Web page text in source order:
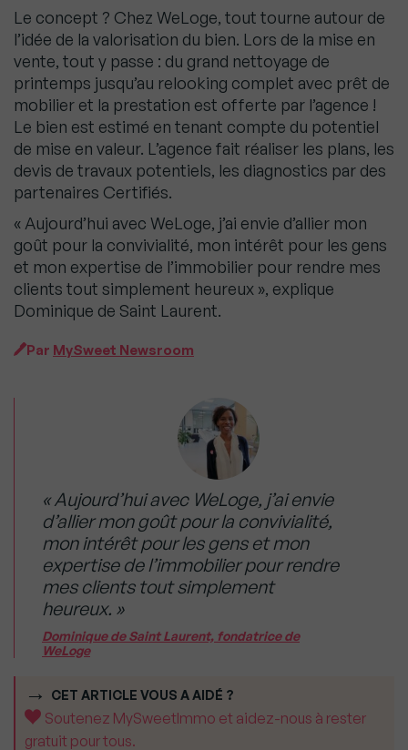
Le concept ? Chez WeLoge, tout tourne autour de
l’idée de la valorisation du bien. Lors de la mise en
vente, tout y passe : du grand nettoyage de
printemps jusqu’au relooking complet avec prêt de
mobilier et la prestation est offerte par l’agence !
Le bien est estimé en tenant compte du potentiel
de mise en valeur. L’agence fait réaliser les plans, les
devis de travaux potentiels, les diagnostics par des
partenaires Certifiés.
« Aujourd’hui avec WeLoge, j’ai envie d’allier mon
goût pour la convivialité, mon intérêt pour les gens
et mon expertise de l’immobilier pour rendre mes
clients tout simplement heureux », explique
Dominique de Saint Laurent.
Par MySweet Newsroom
« Aujourd’hui avec WeLoge, j’ai envie
d’allier mon goût pour la convivialité,
mon intérêt pour les gens et mon
expertise de l’immobilier pour rendre
mes clients tout simplement
heureux. »
Dominique de Saint Laurent, fondatrice de
WeLoge
CET ARTICLE VOUS A AIDÉ ?
Soutenez MySweetImmo et aidez-nous à rester
gratuit pour tous.